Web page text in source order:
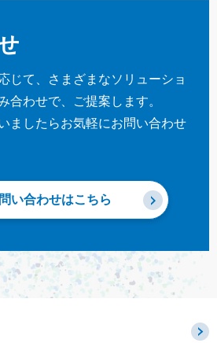
じて、さまざまなソリューショ
合わせで、ご提案します。
ましたらお気軽にお問い合わせ
い合わせはこちら